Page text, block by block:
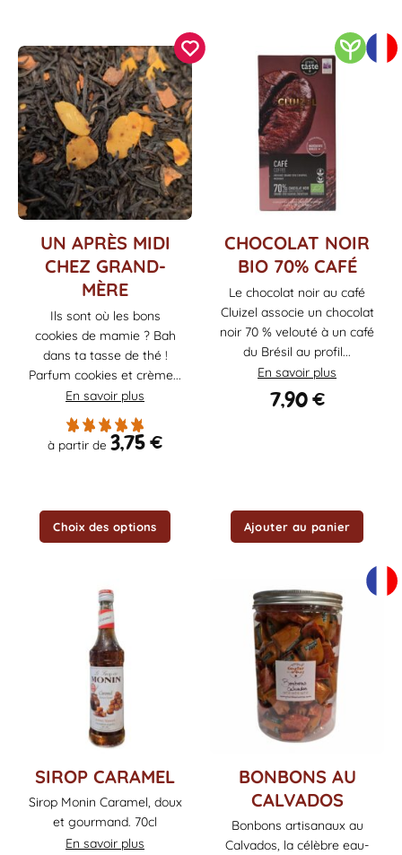
UN APRÈS MIDI
CHEZ GRAND-
MÈRE
Ils sont où les bons
cookies de mamie ? Bah
dans ta tasse de thé !
Parfum cookies et crème...
En savoir plus
à partir de 3,75€
Choix des options
variations.
Les
options
peuvent
choisies
CHOCOLAT NOIR
BIO 70% CAFÉ
Le chocolat noir au café
Cluizel associe un chocolat
noir 70 % velouté à un café
du Brésil au profil...
En savoir plus
7,90€
Ajouter au panier
SIROP CARAMEL
Sirop Monin Caramel, doux
et gourmand. 70cl
En savoir plus
BONBONS AU
CALVADOS
Bonbons artisanaux au
Calvados, la célèbre eau-
produit
plusieurs
variations.